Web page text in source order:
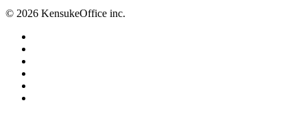
© 2026 KensukeOffice inc.